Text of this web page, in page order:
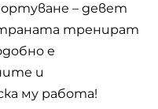
– девет
тренират
е
и
му работа!